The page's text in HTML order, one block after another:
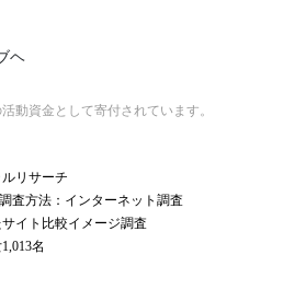
動資金として寄付されています。
リサーチ
査方法：インターネット調査
イト比較イメージ調査
名